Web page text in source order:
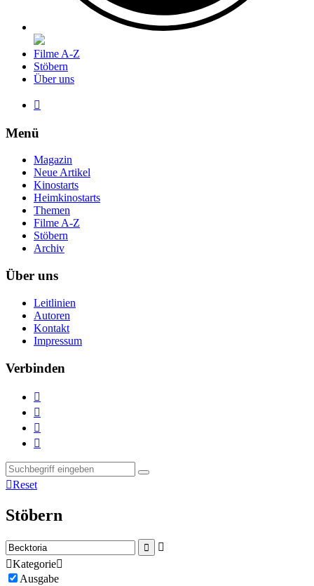
Filme A-Z
Stöbern
Über uns

Menü
Magazin
Neue Artikel
Kinostarts
Heimkinostarts
Themen
Filme A-Z
Stöbern
Archiv
Über uns
Leitlinien
Autoren
Kontakt
Impressum
Verbinden




Reset
Stöbern


Kategorie
Ausgabe